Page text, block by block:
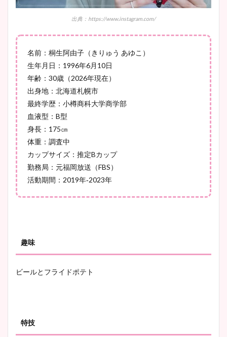
とめ！美脚や水着姿に年齢も
宇賀神メグアナのニット画像
まとめ！足も美脚でカップも
池谷実悠アナのメガネ画像が
かわいい！カップや水着姿も
まとめた！
出典：https://www.instagram.com/
名前：桐生阿由子（きりゅう あゆこ）
生年月日：1996年6月10日
年齢：30歳（2026年現在）
出身地：北海道札幌市
最終学歴：小樽商科大学商学部
血液型：B型
身長：175㎝
体重：調査中
カップサイズ：推定Bカップ
勤務局：元福岡放送（FBS）
活動期間：2019年‐2023年
趣味
ビールとフライドポテト
特技